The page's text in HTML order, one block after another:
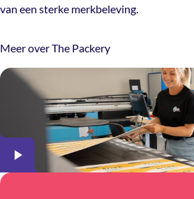
van een sterke merkbeleving.
Meer over The Packery